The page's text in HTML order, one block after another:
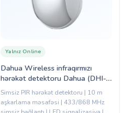
Dahua Wireless infraqırmızı
hərəkət detektoru Dahua (DHI-
ARD1611-W)
Yalnız Online
Simsiz PIR hərəkət detektoru | 10 m
aşkarlama məsafəsi | 433/868 MHz